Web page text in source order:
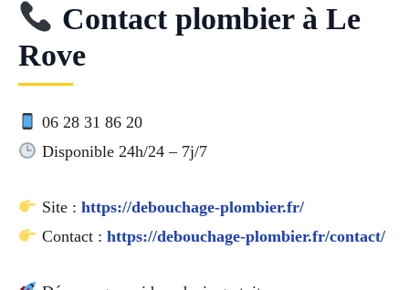
Contact plombier à Le
Rove
06 28 31 86 20
Disponible 24h/24 – 7j/7
Site : https://debouchage-plombier.fr/
Contact : https://debouchage-plombier.fr/contact/